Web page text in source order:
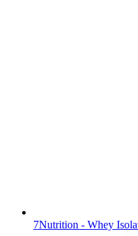
7Nutrition - Whey